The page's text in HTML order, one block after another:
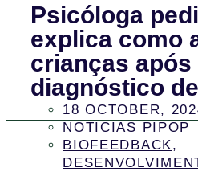
Psicóloga
explica como
crianças após
diagnóstico
18 OCTOBER,
NOTICIAS PIPOP
BIOFEEDBACK,